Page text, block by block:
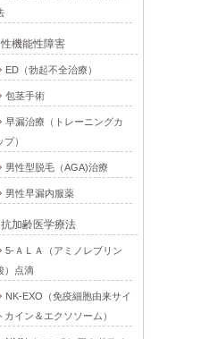
性機能性障害
ED（勃起不全治療）
包茎手術
早漏治療（トレーニングカ
プ）
男性型脱毛（AGA)治療
男性早漏内服薬
抗加齢医学療法
5-ＡＬＡ（アミノレブリン
）点滴
NK-EXO（免疫細胞由来サイ
カイン＆エクソソーム）